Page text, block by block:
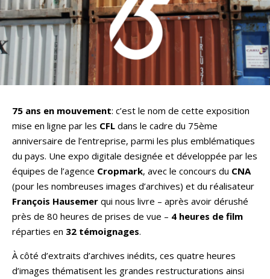
75 ans en mouvement: c’est le nom de cette exposition
mise en ligne par les CFL dans le cadre du 75ème
anniversaire de l’entreprise, parmi les plus emblématiques
du pays. Une expo digitale designée et développée par les
équipes de l’agence Cropmark, avec le concours du CNA
(pour les nombreuses images d’archives) et du réalisateur
François Hausemer qui nous livre – après avoir dérushé
près de 80 heures de prises de vue – 4 heures de film
réparties en 32 témoignages.
À côté d’extraits d’archives inédits, ces quatre heures
d’images thématisent les grandes restructurations ainsi